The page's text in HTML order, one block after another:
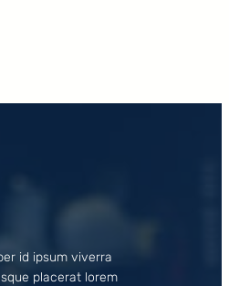
id ipsum viverra
placerat lorem